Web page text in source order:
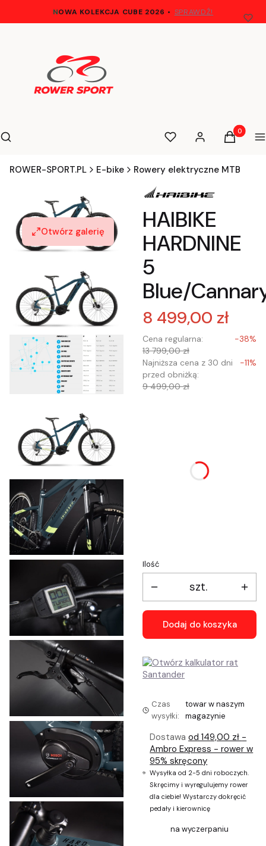
NOWA KOLEKCJA CUBE 2026 • SPRAWDŹ!
Otwórz wyszukiwarkę
Szukaj UlubioneZaloguj sięProdukty
Koszyk
ROWER-SPORT.PL E-bike Rowery elektryczne MTB
Otwórz galerię
HAIBIKE
HARDNINE
5
Blue/
8 499,00 zł
Cena regularna:
13 799,00 zł
-38%
Najniższa cena z 30 dni
przed obniżką:
9 499,00 zł
-11%
mogą różnić się ceną
Ilość
szt.
Dodaj do koszyka
Czas
wysyłki:
towar w naszym
magazynie
Dostawaod 149,00 zł -
Ambro Express - rower w
95% skręcony
Wysyłka od 2-5 dni roboczych.
Skręcimy i wyregulujemy rower
dla ciebie! Wystarczy dokręcić
pedały i kierownicę
na wyczerpaniu